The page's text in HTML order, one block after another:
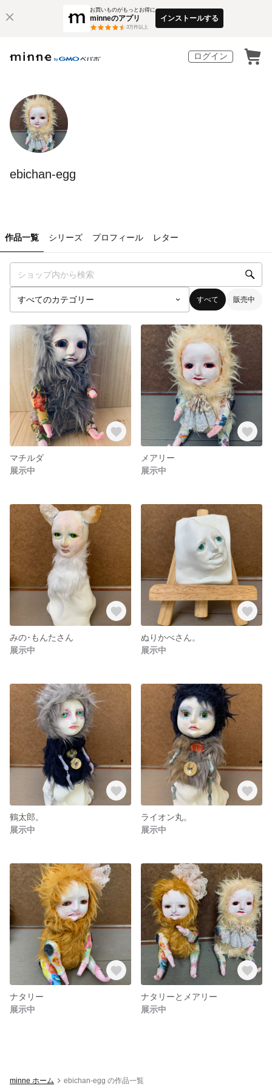
お買いものがもっとお得に
minneのアプリ
3万件以上
インストールする
ログイン
ebichan-egg
作品一覧 シリーズ プロフィール レター
すべて 販売中
マチルダ
展示中
メアリー
展示中
みの･もんたさん
展示中
ぬりかべさん。
展示中
鶴太郎。
展示中
ライオン丸。
展示中
ナタリー
展示中
ナタリーとメアリー
展示中
minne ホーム ebichan-egg の作品一覧